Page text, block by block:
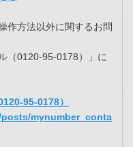
作方法以外に関するお問
（0120-95-0178）」に
95-0178）
mynumber_conta